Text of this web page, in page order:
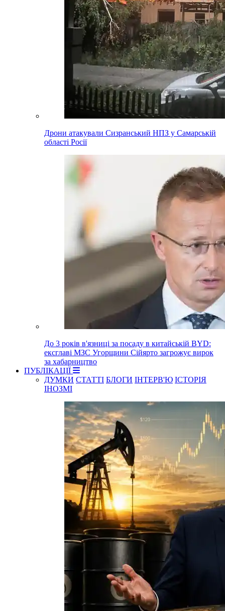
Дрони атакували Сизранський НПЗ у Самарській
області Росії
До 3 років в'язниці за посаду в китайській BYD:
ексглаві МЗС Угорщини Сійярто загрожує вирок
за хабарництво
ПУБЛІКАЦІЇ
ДУМКИ СТАТТІ БЛОГИ ІНТЕРВ'Ю ІСТОРІЯ
ІНОЗМІ